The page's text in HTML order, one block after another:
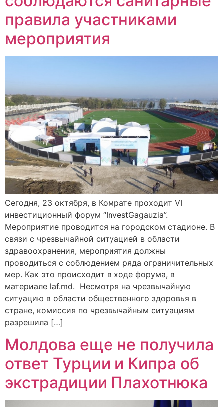
правила участниками
мероприятия
Сегодня, 23 октября, в Комрате проходит VI
инвестиционный форум “InvestGagauzia”.
Мероприятие проводится на городском стадионе. В
связи с чрезвычайной ситуацией в области
здравоохранения, мероприятия должны
проводиться с соблюдением ряда ограничительных
мер. Как это происходит в ходе форума, в
материале laf.md. Несмотря на чрезвычайную
ситуацию в области общественного здоровья в
стране, комиссия по чрезвычайным ситуациям
разрешила […]
Молдова еще не получила
ответ Турции и Кипра об
экстрадиции Плахотнюка